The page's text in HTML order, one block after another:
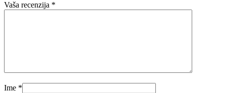
Vaša recenzija *
Ime *